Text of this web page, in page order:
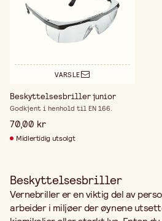
VARSLE
Beskyttelsesbriller junior
Godkjent i henhold til EN 166.
70,00 kr
Midlertidig utsolgt
Beskyttelsesbriller
Vernebriller er en viktig del av
arbeider i miljøer der øynene